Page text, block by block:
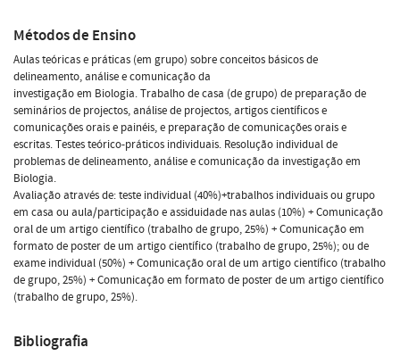
Métodos de Ensino
Aulas teóricas e práticas (em grupo) sobre conceitos básicos de
delineamento, análise e comunicação da
investigação em Biologia. Trabalho de casa (de grupo) de preparação de
seminários de projectos, análise de projectos, artigos científicos e
comunicações orais e painéis, e preparação de comunicações orais e
escritas. Testes teórico-práticos individuais. Resolução individual de
problemas de delineamento, análise e comunicação da investigação em
Biologia.
Avaliação através de: teste individual (40%)+trabalhos individuais ou grupo
em casa ou aula/participação e assiduidade nas aulas (10%) + Comunicação
oral de um artigo científico (trabalho de grupo, 25%) + Comunicação em
formato de poster de um artigo científico (trabalho de grupo, 25%); ou de
exame individual (50%) + Comunicação oral de um artigo científico (trabalho
de grupo, 25%) + Comunicação em formato de poster de um artigo científico
(trabalho de grupo, 25%).
Bibliografia